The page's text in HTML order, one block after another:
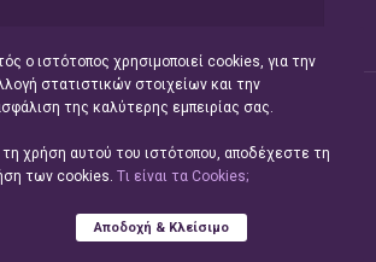
Δικτύου τηςHellas Press Media
και Ανάπτυξη
ο ιστότοπος χρησιμοποιεί cookies, για την
στατιστικών στοιχείων και την
της καλύτερης εμπειρίας σας.
χρήση αυτού του ιστότοπου, αποδέχεστε τη
των cookies. Tι είναι τα Cookies;
Αποδοχή & Κλείσιμο